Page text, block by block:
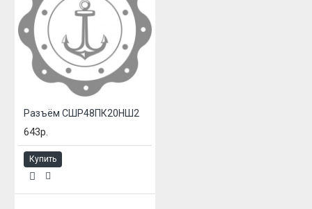
Разъём СШР48ПК20НШ2
643р.
Купить